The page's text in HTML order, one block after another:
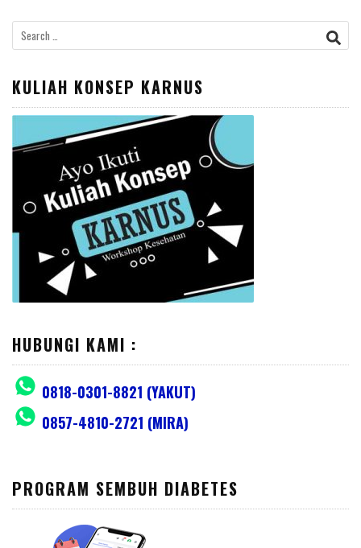
Search
for:
KULIAH KONSEP KARNUS
HUBUNGI KAMI :
0818-0301-8821 (YAKUT)
0857-4810-2721 (MIRA)
PROGRAM SEMBUH DIABETES